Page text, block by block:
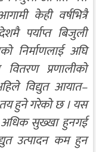
केही वर्षभित्रै
पर्याप्त बिजुली
निर्माणलाई अघि
प्रणालीको
विद्युत आयात–
तय हुने गरेको छ । यस
अधिक सुख्खा हुनगई
उत्पादन कम हुन